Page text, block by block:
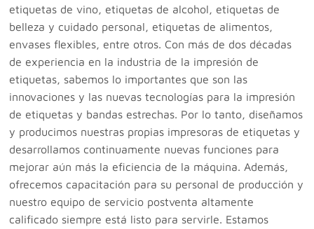
etiquetas de vino, etiquetas de alcohol, etiquetas de
belleza y cuidado personal, etiquetas de alimentos,
envases flexibles, entre otros. Con más de dos décadas
de experiencia en la industria de la impresión de
etiquetas, sabemos lo importantes que son las
innovaciones y las nuevas tecnologías para la impresión
de etiquetas y bandas estrechas. Por lo tanto, diseñamos
y producimos nuestras propias impresoras de etiquetas y
desarrollamos continuamente nuevas funciones para
mejorar aún más la eficiencia de la máquina. Además,
ofrecemos capacitación para su personal de producción y
nuestro equipo de servicio postventa altamente
calificado siempre está listo para servirle. Estamos